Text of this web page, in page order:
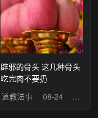
辟邪的骨头 这几种骨头
吃完肉不要扔
道教法事
08-24 浏览